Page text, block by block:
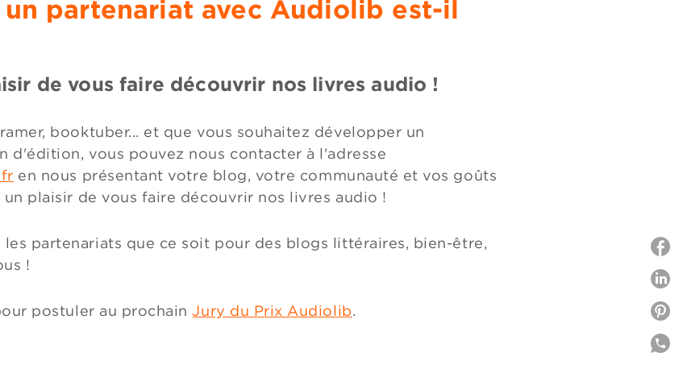
partenariat avec Audiolib est-il
de vous faire découvrir nos livres audio !
booktuber... et que vous souhaitez développer un
d'édition, vous pouvez nous contacter à l'adresse
en nous présentant votre blog, votre communauté et vos goûts
plaisir de vous faire découvrir nos livres audio !
les partenariats que ce soit pour des blogs littéraires, bien-être,
!
postuler au prochainJury du Prix Audiolib.